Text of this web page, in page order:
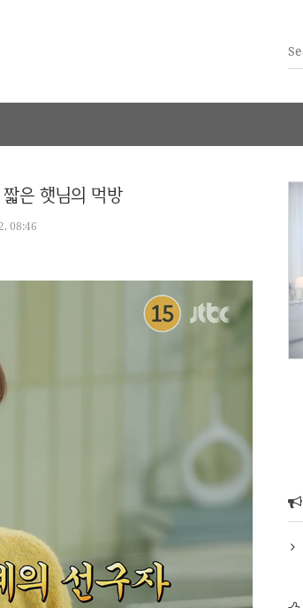
은 햇님의 먹방
08:46